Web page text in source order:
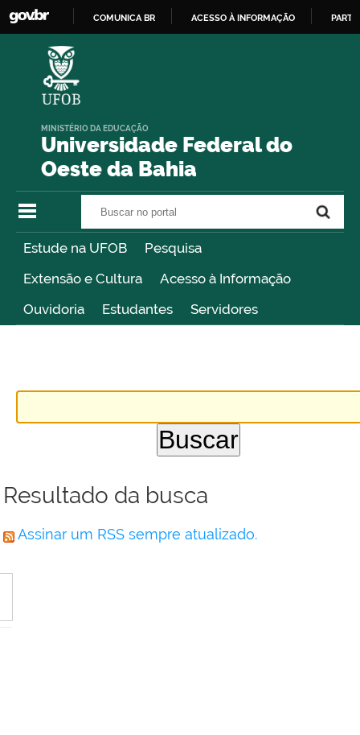
COMUNICA BR ACESSO À INFORMAÇÃO
Universidade Federal do
Oeste da Bahia
MINISTÉRIO DA EDUCAÇÃO
Estude na UFOB
Pesquisa
Extensão e Cultura
Acesso à Informação
Ouvidoria
Estudantes Servidores
Resultado da busca
Assinar um RSS sempre atualizado.